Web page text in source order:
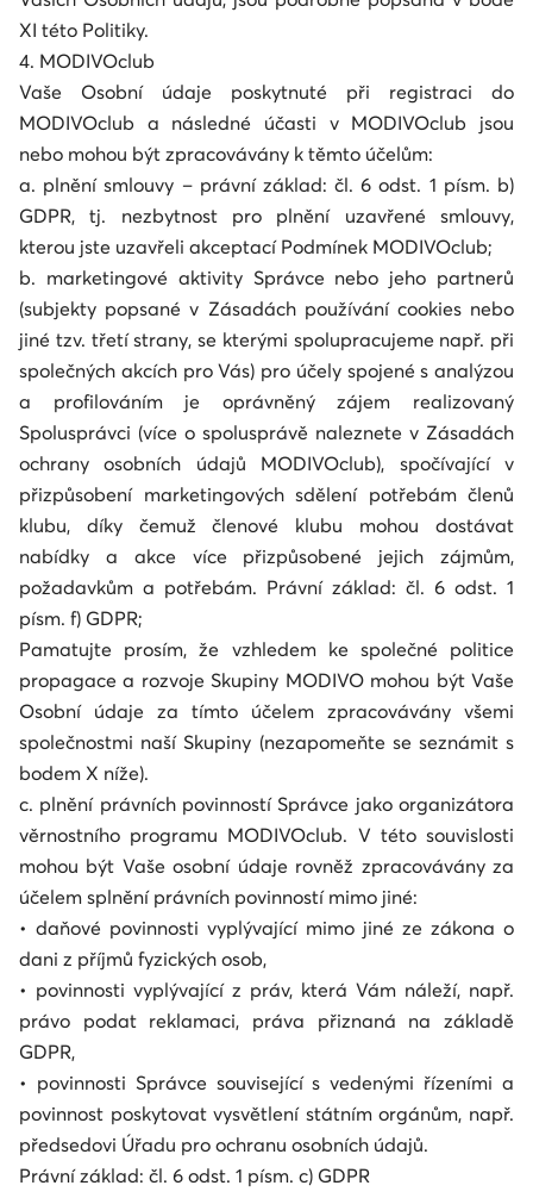
XI této Politiky.
4. MODIVOclub
Vaše Osobní údaje poskytnuté při registraci do
MODIVOclub a následné účasti v MODIVOclub jsou
nebo mohou být zpracovávány k těmto účelům:
a. plnění smlouvy – právní základ: čl. 6 odst. 1 písm. b)
GDPR, tj. nezbytnost pro plnění uzavřené smlouvy,
kterou jste uzavřeli akceptací Podmínek MODIVOclub;
b. marketingové aktivity Správce nebo jeho partnerů
(subjekty popsané v Zásadách používání cookies nebo
jiné tzv. třetí strany, se kterými spolupracujeme např. při
společných akcích pro Vás) pro účely spojené s analýzou
a profilováním je oprávněný zájem realizovaný
Spolusprávci (více o spolusprávě naleznete v Zásadách
ochrany osobních údajů MODIVOclub), spočívající v
přizpůsobení marketingových sdělení potřebám členů
klubu, díky čemuž členové klubu mohou dostávat
nabídky a akce více přizpůsobené jejich zájmům,
požadavkům a potřebám. Právní základ: čl. 6 odst. 1
písm. f) GDPR;
Pamatujte prosím, že vzhledem ke společné politice
propagace a rozvoje Skupiny MODIVO mohou být Vaše
Osobní údaje za tímto účelem zpracovávány všemi
společnostmi naší Skupiny (nezapomeňte se seznámit s
bodem X níže).
c. plnění právních povinností Správce jako organizátora
věrnostního programu MODIVOclub. V této souvislosti
mohou být Vaše osobní údaje rovněž zpracovávány za
účelem splnění právních povinností mimo jiné:
• daňové povinnosti vyplývající mimo jiné ze zákona o
dani z příjmů fyzických osob,
• povinnosti vyplývající z práv, která Vám náleží, např.
právo podat reklamaci, práva přiznaná na základě
GDPR,
• povinnosti Správce související s vedenými řízeními a
povinnost poskytovat vysvětlení státním orgánům, např.
předsedovi Úřadu pro ochranu osobních údajů.
Právní základ: čl. 6 odst. 1 písm. c) GDPR